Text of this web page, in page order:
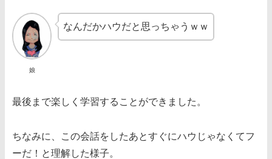
娘
なんだかハウだと思っちゃうｗｗ
最後まで楽しく学習することができました。
ちなみに、この会話をしたあとすぐにハウじゃなくてフ
ーだ！と理解した様子。